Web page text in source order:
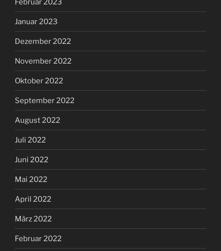
Januar 2023
Dezember 2022
November 2022
Oktober 2022
September 2022
August 2022
Juli 2022
Juni 2022
Mai 2022
April 2022
März 2022
Februar 2022